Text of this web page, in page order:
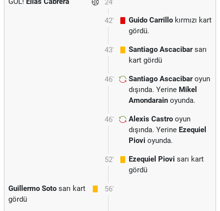
24'
42' Guido Carrillo kırmızı kart
gördü.
43' Santiago Ascacibarsarı
kart gördü
46' Santiago Ascacibaroyun
dışında. Yerine Mikel
Amondarain oyunda.
46' Alexis Castro oyun
dışında. Yerine Ezequiel
Piovi oyunda.
52' Ezequiel Piovi sarı kart
gördü
56'
Guillermo Soto sarı kart
gördü